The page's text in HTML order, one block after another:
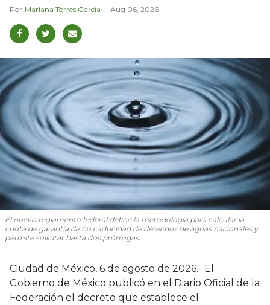
Mariana Torres García Aug 06, 2026
El nuevo reglamento federal define la metodología para calcular la
cuota de garantía de no caducidad de derechos de aguas nacionales y
permite solicitar hasta dos prórrogas.
Ciudad de México, 6 de agosto de 2026.- El
Gobierno de México publicó en el Diario Oficial de la
Federación el decreto que establece el